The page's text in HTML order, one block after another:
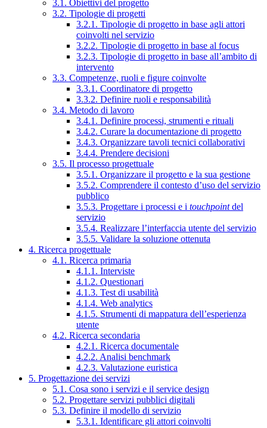
3.1. Obiettivi del progetto
3.2. Tipologie di progetti
3.2.1. Tipologie di progetto in base agli attori
coinvolti nel servizio
3.2.2. Tipologie di progetto in base al focus
3.2.3. Tipologie di progetto in base all’ambito di
intervento
3.3. Competenze, ruoli e figure coinvolte
3.3.1. Coordinatore di progetto
3.3.2. Definire ruoli e responsabilità
3.4. Metodo di lavoro
3.4.1. Definire processi, strumenti e rituali
3.4.2. Curare la documentazione di progetto
3.4.3. Organizzare tavoli tecnici collaborativi
3.4.4. Prendere decisioni
3.5. Il processo progettuale
3.5.1. Organizzare il progetto e la sua gestione
3.5.2. Comprendere il contesto d’uso del servizio
pubblico
3.5.3. Progettare i processi e i touchpointdel
servizio
3.5.4. Realizzare l’interfaccia utente del servizio
3.5.5. Validare la soluzione ottenuta
4. Ricerca progettuale
4.1. Ricerca primaria
4.1.1. Interviste
4.1.2. Questionari
4.1.3. Test di usabilità
4.1.4. Web analytics
4.1.5. Strumenti di mappatura dell’esperienza
utente
4.2. Ricerca secondaria
4.2.1. Ricerca documentale
4.2.2. Analisi benchmark
4.2.3. Valutazione euristica
5. Progettazione dei servizi
5.1. Cosa sono i servizi e il service design
5.2. Progettare servizi pubblici digitali
5.3. Definire il modello di servizio
5.3.1. Identificare gli attori coinvolti